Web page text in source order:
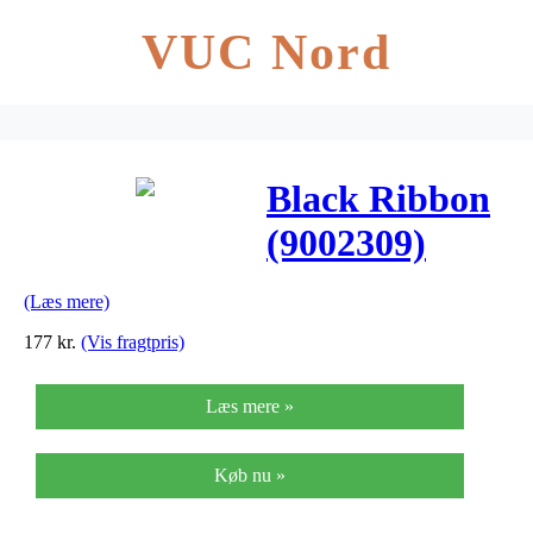
VUC Nord
Black Ribbon
(9002309)
(Læs mere)
177 kr. (Vis fragtpris)
Læs mere »
Køb nu »